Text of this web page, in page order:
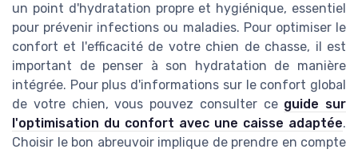
un point d'hydratation propre et hygiénique, essentiel
pour prévenir infections ou maladies. Pour optimiser le
confort et l'efficacité de votre chien de chasse, il est
important de penser à son hydratation de manière
intégrée. Pour plus d'informations sur le confort global
de votre chien, vous pouvez consulter ce guide sur
l'optimisation du confort avec une caisse adaptée.
Choisir le bon abreuvoir implique de prendre en compte